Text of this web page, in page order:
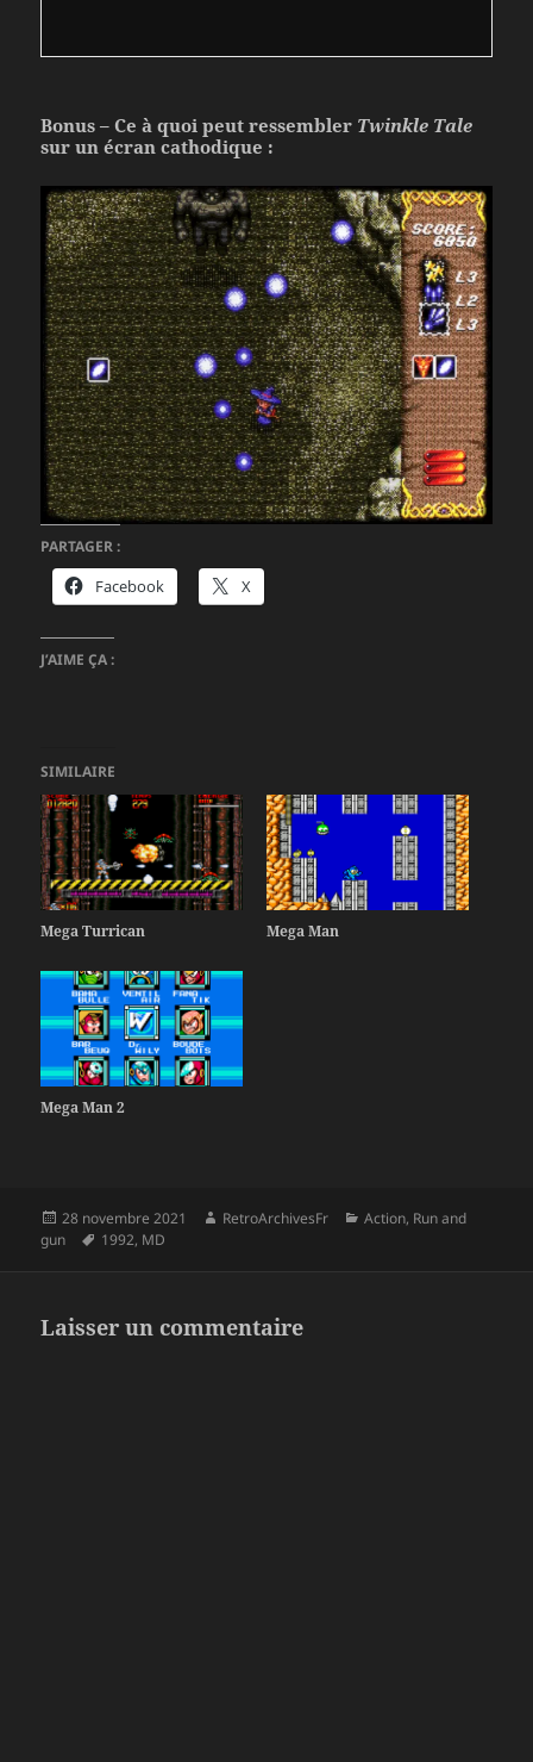
Bonus – Ce à quoi peut ressembler Twinkle Tale
sur un écran cathodique :
PARTAGER :
Facebook X
J’AIME ÇA :
SIMILAIRE
Mega Turrican Mega Man
Mega Man 2
Publié
le
28 novembre 2021 Auteur
RetroArchivesFr Catégories
Action, Run and
gun
Mots-
1992, MD
Laisser un commentaire